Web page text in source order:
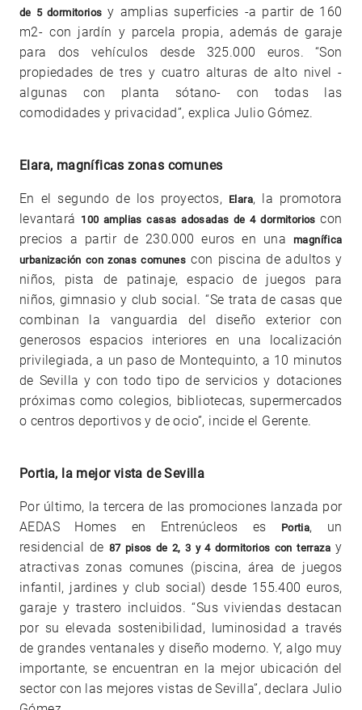
de 5 dormitorios y amplias superficies -a partir de 160
m2- con jardín y parcela propia, además de garaje
para dos vehículos desde 325.000 euros. “Son
propiedades de tres y cuatro alturas de alto nivel -
algunas con planta sótano- con todas las
comodidades y privacidad”, explica Julio Gómez.
Elara, magníficas zonas comunes
En el segundo de los proyectos, Elara, la promotora
levantará 100 amplias casas adosadas de 4 dormitorioscon
precios a partir de 230.000 euros en una
magnífica
urbanización con zonas comunes con piscina de adultos y
niños, pista de patinaje, espacio de juegos para
niños, gimnasio y club social. “Se trata de casas que
combinan la vanguardia del diseño exterior con
generosos espacios interiores en una localización
privilegiada, a un paso de Montequinto, a 10 minutos
de Sevilla y con todo tipo de servicios y dotaciones
próximas como colegios, bibliotecas, supermercados
o centros deportivos y de ocio”, incide el Gerente.
Portia, la mejor vista de Sevilla
Por último, la tercera de las promociones lanzada por
AEDAS Homes en Entrenúcleos es
Portia, un
residencial de 87 pisos de 2, 3 y 4 dormitorios con terrazay
atractivas zonas comunes (piscina, área de juegos
infantil, jardines y club social) desde 155.400 euros,
garaje y trastero incluidos. “Sus viviendas destacan
por su elevada sostenibilidad, luminosidad a través
de grandes ventanales y diseño moderno. Y, algo muy
importante, se encuentran en la mejor ubicación del
sector con las mejores vistas de Sevilla”, declara Julio